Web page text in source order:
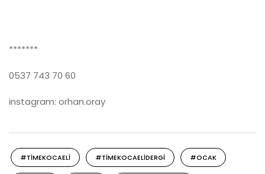
*******
0537 743 70 60
instagram: orhan.oray
#TIMEKOCAELI #TIMEKOCAELIDERGI #OCAK